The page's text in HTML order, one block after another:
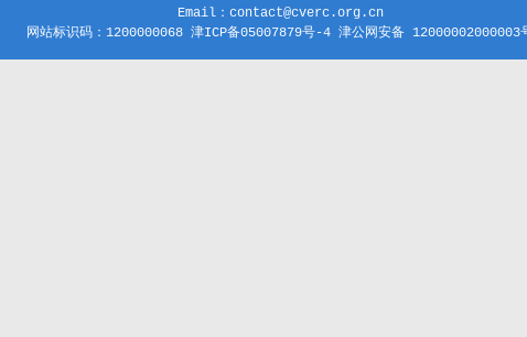
Email：contact@cverc.org.cn
网站标识码：1200000068 津ICP备05007879号-4 津公网安备 12000002000003